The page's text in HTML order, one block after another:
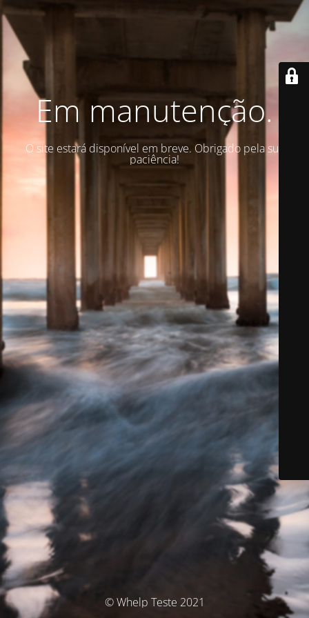
Em manutenção.
O site estará disponível em breve. Obrigado pela sua
paciência!
© Whelp Teste 2021